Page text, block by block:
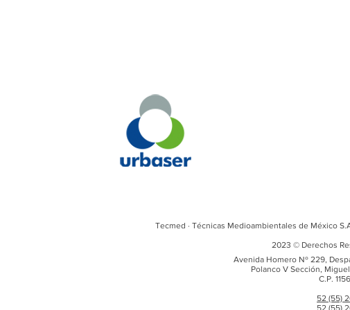
Tecmed · Técnicas Medioambientales de México
2023 © Derechos
Avenida Homero Nº 229,
Polanco V Sección,
C.P.
52 (55)
52 (55)